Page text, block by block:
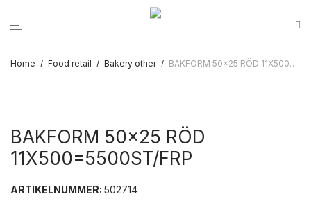
Home / Food retail / Bakery other / BAKFORM 50×25 RÖD 11X500=5500ST/FRP
BAKFORM 50×25 RÖD
11X500=5500ST/FRP
ARTIKELNUMMER: 502714